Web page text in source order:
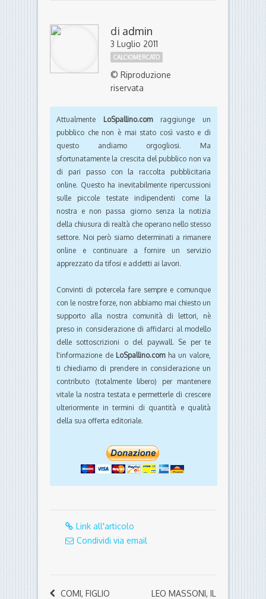
di admin
3 Luglio 2011
CALCIOMERCATO
© Riproduzione
riservata
Attualmente LoSpallino.comraggiunge un
pubblico che non è mai stato così vasto e di
questo andiamo orgogliosi. Ma
sfortunatamente la crescita del pubblico non va
di pari passo con la raccolta pubblicitaria
online. Questo ha inevitabilmente ripercussioni
sulle piccole testate indipendenti come la
nostra e non passa giorno senza la notizia
della chiusura di realtà che operano nello stesso
settore. Noi però siamo determinati a rimanere
online e continuare a fornire un servizio
apprezzato da tifosi e addetti ai lavori.
Convinti di potercela fare sempre e comunque
con le nostre forze, non abbiamo mai chiesto un
supporto alla nostra comunità di lettori, nè
preso in considerazione di affidarci al modello
delle sottoscrizioni o del paywall. Se per te
l'informazione de LoSpallino.comha un valore,
ti chiediamo di prendere in considerazione un
contributo (totalmente libero) per mantenere
vitale la nostra testata e permetterle di crescere
ulteriormente in termini di quantità e qualità
della sua offerta editoriale.
Link all'articolo
Condividi via email
COMI, FIGLIO LEO MASSONI, IL